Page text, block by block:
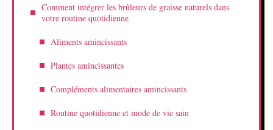
Comment intégrer les brûleurs de graisse naturels dans
votre routine quotidienne
Aliments amincissants
Plantes amincissantes
Compléments alimentaires amincissants
Routine quotidienne et mode de vie sain